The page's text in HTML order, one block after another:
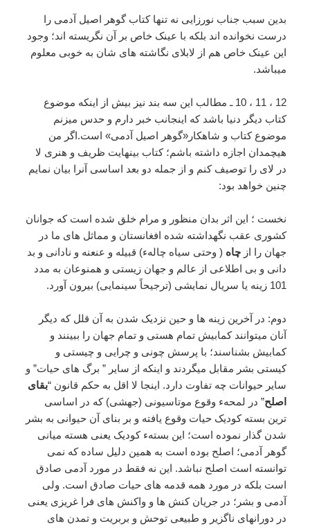
بدین سبب جناب نورزایی نه تنها کتاب گوهر اصیل آدمی را
درست نخوانده اند بلکه با عینک خاص بر آن نگریسته اند؛ وجود
این عینک خاص هم از لابلای نگاشته های شان به خوبی معلوم
میباشد.
12 ، 11 ، 10 ـ مطالب این سه بند نیز بیش از اینکه موضوع
کتاب دیگر دنیا باشد که اینجانب خبر دارم و حدس میزنم
موضوع کتاب و شاهکار«گوهر اصیل آدمی» است.اگر من
هیچمدان اجازه داشته باشم؛ کتاب بینهایت ظریف و هنری لا
در لای را توصیف کنم و از جمله دو بعد اساسی آنرا بیان نمایم
چنین خواهد بود:
نخست ؛ این اثر بدان منظور و مرام خلق شده است که جوانان
کشوری عقب نگهداشته شده افغانستان و مماثل های ما در
جهان را ازچاه ( وحتی سیاه چالهء) قبیله و عنعنه و نادانی و بد
دانی و بی اطلاعی از عالم و جهان زیستی و همنوعان به مدد
101 زینه یا سریال نمایشی (ترجیحاً سینمایی) بیرون آورد.
دوم: در آخرین زینه ها و حین نزدیک شدن به آن قلل که دیگر
آنان میتوانند کمابیش تمام هستی و تمام جهان را ببینند و
کمابیش بشناسند؛ با پرسش چونی و چرایی و چیستی و
کیستی بشر مقابل میگردند و اینکه از سایر ” برگ های حیات” و
سایر حیوانات چه تفاوت دارد. اینجا لا اقل به حکم قانون “بقای
اصلح” در لمحهء وقوع موتاسیونی (جهشی) که در اساسی
ترین بسته کودیک حیات وقوع یافته و بر بنای آن حیوانی به بشر
شدن گذار نموده است؛ این بستهء کودیک یعنی هسته میانی
گوهر آدمی؛ اصلح بوده است به همین دلیل ساده که نمی
توانسته است اصلح نباشد. این نه فقط در مورد آدمی صادق
است بلکه در مورد همه قدمه های حیات صادق است. ولی
آدمی و بشر؛ در جریان کنش ها و واکنش های فرا غریزی یعنی
در دورانهای ناگزیر و طبیعی توحش و بربریت و تمدن های